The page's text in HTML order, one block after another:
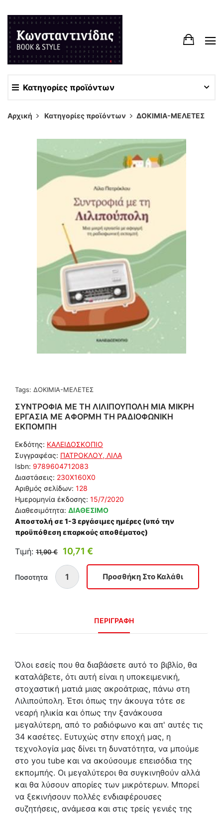
Κατηγορίες προϊόντων
Αρχική Κατηγορίες προϊόντων ΔΟΚΙΜΙΑ-ΜΕΛΕΤΕΣ
Tags: ΔΟΚΙΜΙΑ-ΜΕΛΕΤΕΣ
ΣΥΝΤΡΟΦΙΑ ΜΕ ΤΗ ΛΙΛΙΠΟΥΠΟΛΗ ΜΙΑ ΜΙΚΡΗ
ΕΡΓΑΣΙΑ ΜΕ ΑΦΟΡΜΗ ΤΗ ΡΑΔΙΟΦΩΝΙΚΗ
ΕΚΠΟΜΠΗ
Εκδότης: ΚΑΛΕΙΔΟΣΚΟΠΙΟ
Συγγραφέας: ΠΑΤΡΟΚΛΟΥ, ΛΙΛΑ
Isbn: 9789604712083
Διαστάσεις: 230Χ160Χ0
Αριθμός σελίδων: 128
Ημερομηνία έκδοσης: 15/7/2020
Διαθεσιμότητα: ΔΙΑΘΕΣΙΜΟ
Αποστολή σε 1-3 εργάσιμες ημέρες (υπό την
προϋπόθεση επαρκούς αποθέματος)
Τιμή: 11,90 € 10,71 €
Ποσοτητα
ΠΕΡΙΓΡΑΦΗ
Όλοι εσείς που θα διαβάσετε αυτό το βιβλίο, θα
καταλάβετε, ότι αυτή είναι η υποκειμενική,
στοχαστική ματιά μιας ακροάτριας, πάνω στη
Λιλιπούπολη. Έτσι όπως την άκουγα τότε σε
νεαρή ηλικία και όπως την ξανάκουσα
μεγαλύτερη, από το ραδιόφωνο και απ' αυτές τις
34 κασέτες. Ευτυχώς στην εποχή μας, η
τεχνολογία μας δίνει τη δυνατότητα, να μπούμε
στο you tube και να ακούσουμε επεισόδια της
εκπομπής. Οι μεγαλύτεροι θα συγκινηθούν αλλά
και θα λύσουν απορίες των μικρότερων. Μπορεί
να ξεκινήσουν πολλές ενδιαφέρουσες
συζητήσεις, ανάμεσα και στις τρείς γενιές της